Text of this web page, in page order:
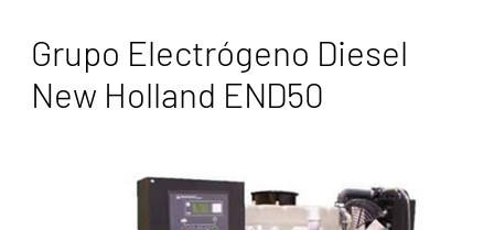
Grupo Electrógeno Diesel
New Holland END50